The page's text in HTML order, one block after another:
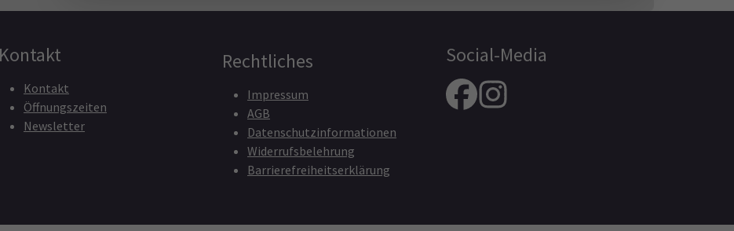
Kontakt
Kontakt
Öffnungszeiten
Newsletter
Rechtliches
Impressum
AGB
Datenschutzinformationen
Widerrufsbelehrung
Barrierefreiheitserklärung
Social-Media